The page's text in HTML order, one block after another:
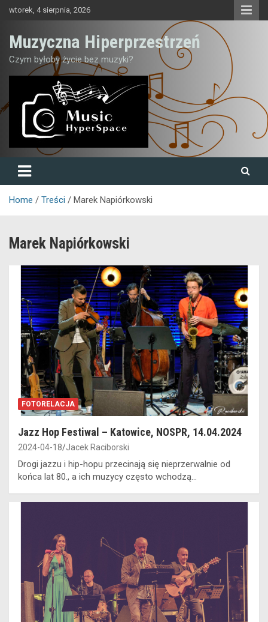
Skipwtorek, 4 sierpnia, 2026
Muzyczna Hiperprzestrzeń
Czym byłoby życie bez muzyki?
Home Treści Marek Napiórkowski
Marek Napiórkowski
FOTORELACJA
Jazz Hop Festiwal – Katowice, NOSPR, 14.04.2024
2024-04-18 Jacek Raciborski
Drogi jazzu i hip-hopu przecinają się nieprzerwalnie od
końca lat 80., a ich muzycy często wchodzą…